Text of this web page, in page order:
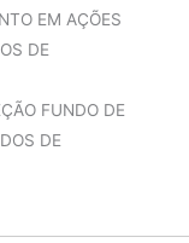
EM AÇÕES
DE
FUNDO DE
DE